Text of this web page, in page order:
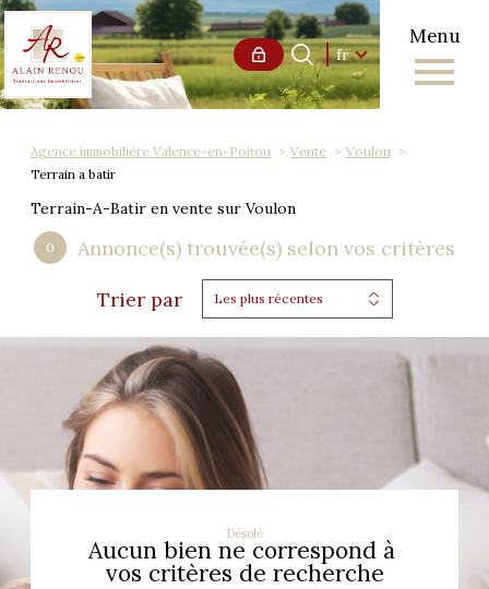
Menu
Langue
fr
Accueil 0 Langue
fr
Agence immobilière Valence-en-Poitou Vente
Voulon
Terrain a batir
Terrain-A-Batir en vente sur Voulon
0 Annonce(s) trouvée(s) selon vos critères
Trier par Les plus récentes
Désolé
Aucun bien ne correspond à
vos critères de recherche